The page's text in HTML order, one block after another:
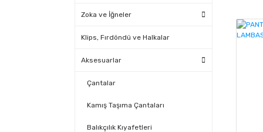
Zoka ve İğneler
Klips, Fırdöndü ve Halkalar
Aksesuarlar
Çantalar
Kamış Taşıma Çantaları
Balıkçılık Kıyafetleri